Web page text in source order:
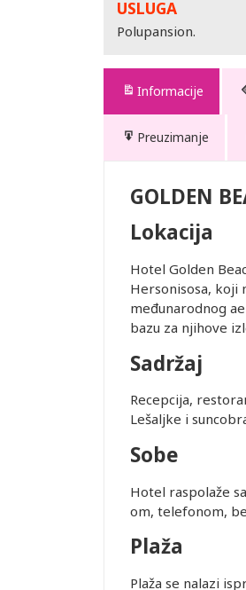
USLUGA
Polupansion.
Informacije
Preuzimanje
GOLDEN
Lokacija
Hotel Golden
Hersonisosa, koji
međunarodnog
bazu za njihove
Sadržaj
Recepcija,
Lešaljke i
Sobe
Hotel raspolaže
om, telefonom,
Plaža
Plaža se nalazi